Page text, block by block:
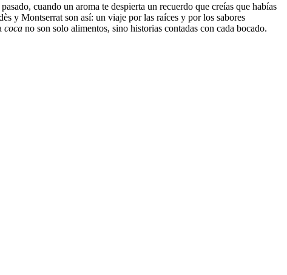
cuando un aroma te despierta un recuerdo que creías que habías
y Montserrat son así: un viaje por las raíces y por los sabores
coca no son solo alimentos, sino historias contadas con cada bocado.